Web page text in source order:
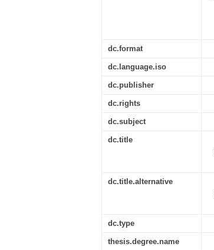
dc.format
dc.language.iso
dc.publisher
dc.rights
dc.subject
dc.title
dc.title.alternative
dc.type
thesis.degree.name